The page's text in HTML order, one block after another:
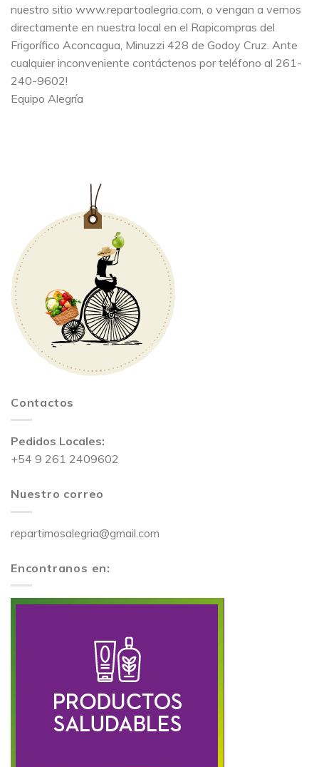
nuestro sitio www.repartoalegria.com, o vengan a vernos
directamente en nuestra local en el Rapicompras del
Frigorífico Aconcagua, Minuzzi 428 de Godoy Cruz. Ante
cualquier inconveniente contáctenos por teléfono al 261-
240-9602!
Equipo Alegría
Contactos
Pedidos Locales:
+54 9 261 2409602
Nuestro correo
repartimosalegria@gmail.com
Encontranos en: